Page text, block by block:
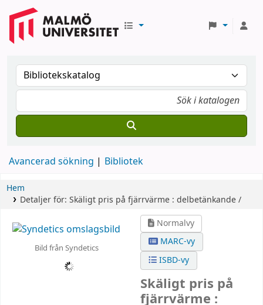
Avancerad sökning Bibliotek
Hem
Detaljer för: Skäligt pris på fjärrvärme : delbetänkande /
Bild från Syndetics
Normalvy
MARC-vy
ISBD-vy
Skäligt pris på
fjärrvärme :